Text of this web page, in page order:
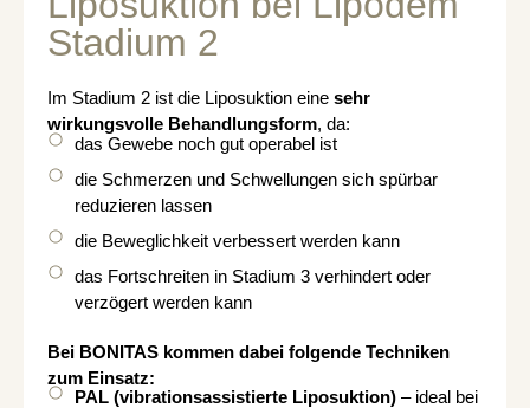
Stadium 2
Im Stadium 2 ist die Liposuktion eine sehr
wirkungsvolle Behandlungsform, da:
das Gewebe noch gut operabel ist
die Schmerzen und Schwellungen sich spürbar
reduzieren lassen
die Beweglichkeit verbessert werden kann
das Fortschreiten in Stadium 3 verhindert oder
verzögert werden kann
Bei BONITAS kommen dabei folgende Techniken
zum Einsatz:
PAL (vibrationsassistierte Liposuktion)– ideal bei